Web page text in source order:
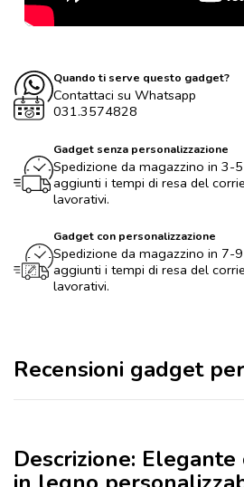
Quando ti serve questo gadget?
Contattaci su Whatsapp
031.3574828
Gadget senza personalizzazione
Spedizione da magazzino in 3-
aggiunti i tempi di resa del
lavorativi.
Gadget con personalizzazione
Spedizione da magazzino in 7-
aggiunti i tempi di resa del
lavorativi.
Recensioni gadget
Descrizione: